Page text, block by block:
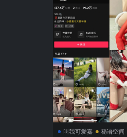
叫我可爱嘉 秘语空间